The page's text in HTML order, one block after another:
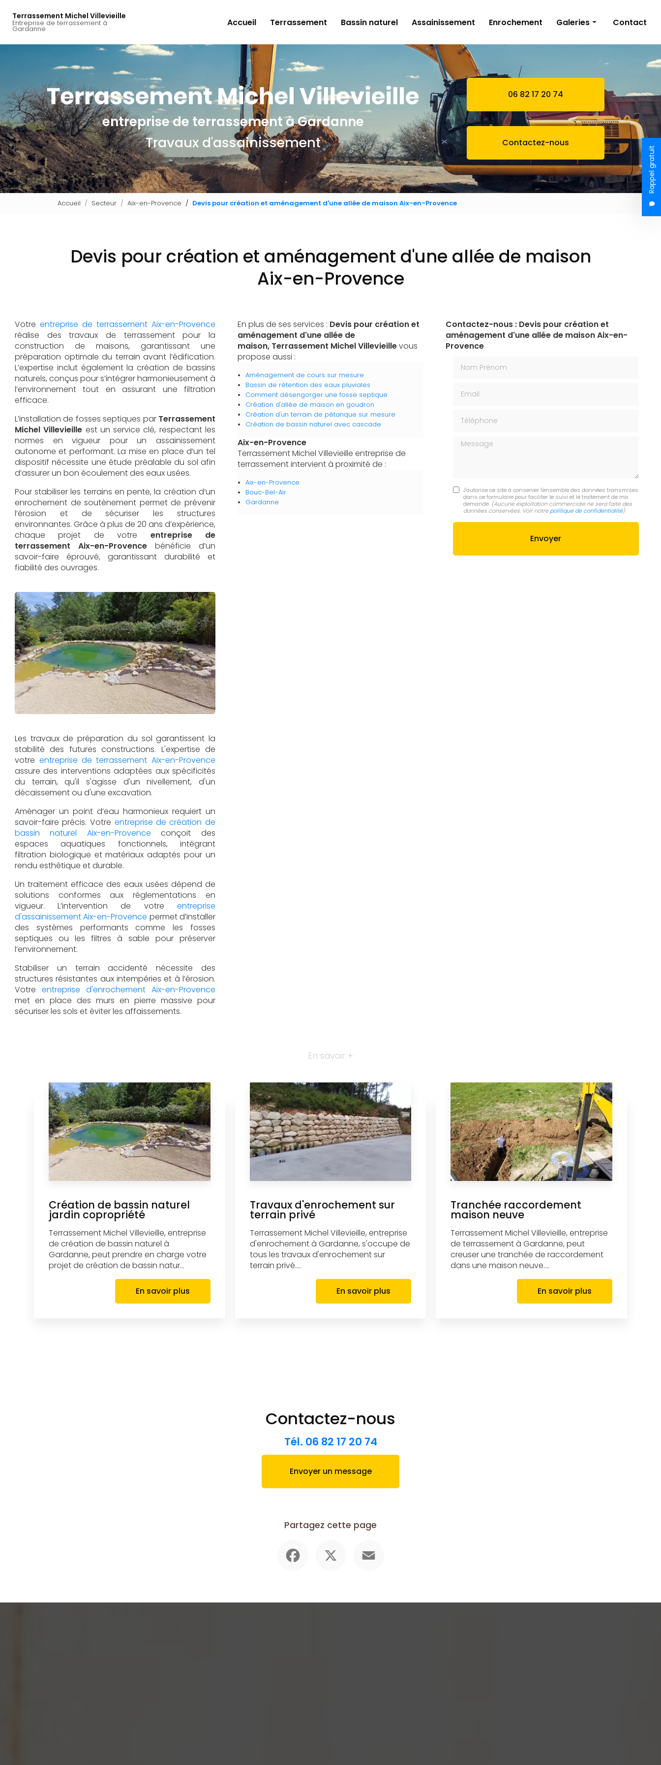
contenu
Terrassement Michel Villevieille
Entreprise de terrassement à
Gardanne
Rappel gratuit
Accueil
Terrassement Bassin naturel Assainissement Enrochement Galeries
Assainissement
Enrochement
Contact
entreprise de terrassementà Gardanne
Travaux d'assainissement
06 82 17 20 74
Contactez-nous
Accueil Secteur Aix-en-Provence Devis pour création et aménagement d'une allée de maison Aix-en-Provence
Devis pour création et aménagement d'une allée de maison
Aix-en-Provence
Votre entreprise de terrassement Aix-en-Provence
réalise des travaux de terrassement pour la
construction de maisons, garantissant une
préparation optimale du terrain avant l’édification.
L’expertise inclut également la création de bassins
naturels, conçus pour s’intégrer harmonieusement à
l’environnement tout en assurant une filtration
efficace.
L’installation de fosses septiques par Terrassement
Michel Villevieille est un service clé, respectant les
normes en vigueur pour un assainissement
autonome et performant. La mise en place d’un tel
dispositif nécessite une étude préalable du sol afin
d’assurer un bon écoulement des eaux usées.
Pour stabiliser les terrains en pente, la création d’un
enrochement de soutènement permet de prévenir
l’érosion et de sécuriser les structures
environnantes. Grâce à plus de 20 ans d’expérience,
chaque projet de votre entreprise de
terrassement Aix-en-Provence bénéficie d’un
savoir-faire éprouvé, garantissant durabilité et
fiabilité des ouvrages.
Les travaux de préparation du sol garantissent la
stabilité des futures constructions. L'expertise de
votre entreprise de terrassement Aix-en-Provence
assure des interventions adaptées aux spécificités
du terrain, qu'il s'agisse d'un nivellement, d'un
décaissement ou d'une excavation.
Aménager un point d’eau harmonieux requiert un
savoir-faire précis. Votre entreprise de création de
bassin naturel Aix-en-Provence conçoit des
espaces aquatiques fonctionnels, intégrant
filtration biologique et matériaux adaptés pour un
rendu esthétique et durable.
Un traitement efficace des eaux usées dépend de
solutions conformes aux réglementations en
vigueur. L’intervention de votre entreprise
d'assainissement Aix-en-Provence permet d’installer
des systèmes performants comme les fosses
septiques ou les filtres à sable pour préserver
l’environnement.
Stabiliser un terrain accidenté nécessite des
structures résistantes aux intempéries et à l’érosion.
Votre entreprise d'enrochement Aix-en-Provence
met en place des murs en pierre massive pour
sécuriser les sols et éviter les affaissements.
En plus de ses services : Devis pour création et
aménagement d'une allée de
maison, Terrassement Michel Villevieillevous
propose aussi :
Aménagement de cours sur mesure
Bassin de rétention des eaux pluviales
Comment désengorger une fosse septique
Création d'allée de maison en goudron
Création d'un terrain de pétanque sur mesure
Création de bassin naturel avec cascade
Aix-en-Provence
Terrassement Michel Villevieille entreprise de
terrassement intervient à proximité de :
Aix-en-Provence
Bouc-Bel-Air
Gardanne
Contactez-nous : Devis pour création et
aménagement d'une allée de maison Aix-en-
Provence
Message
J'autorise ce site à conserver l'ensemble des données transmises
dans ce formulaire pour faciliter le suivi et le traitement de ma
demande. (Aucune exploitation commerciale ne sera faite des
données conservées. Voir notre politique de confidentialité)
En savoir +
Création de bassin naturel
jardin copropriété
Terrassement Michel Villevieille, entreprise
de création de bassin naturel à
Gardanne, peut prendre en charge votre
projet de création de bassin natur...
En savoir plus
Travaux d'enrochement sur
terrain privé
Terrassement Michel Villevieille, entreprise
d'enrochement à Gardanne, s'occupe de
tous les travaux d'enrochement sur
terrain privé....
En savoir plus
Tranchée raccordement
maison neuve
Terrassement Michel Villevieille, entreprise
de terrassement à Gardanne, peut
creuser une tranchée de raccordement
dans une maison neuve....
En savoir plus
Contactez-nous
Tél. 06 82 17 20 74
Envoyer un message
Partagez cette page